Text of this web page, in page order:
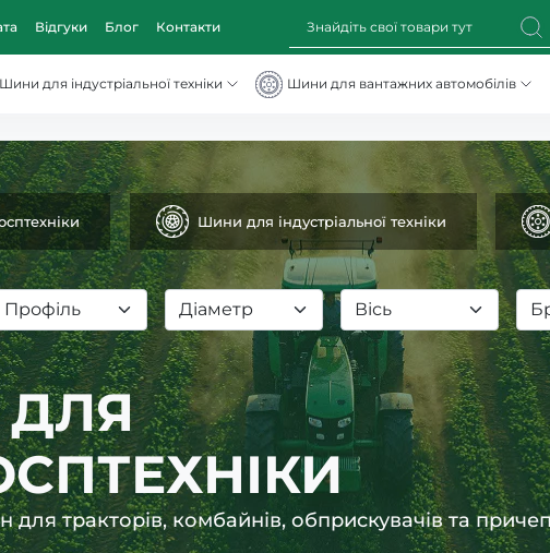
Відгуки Блог Контакти
Шини для індустріальної техніки
Шини для вантажних автомобілів
ВАНТАЖНИХ
для магістралей, бездоріжжя та регіональних
Шини для індустріальної техніки
Профіль Діаметр Вісь